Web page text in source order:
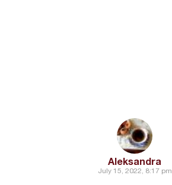
Aleksandra
July 15, 2022, 8:17 pm